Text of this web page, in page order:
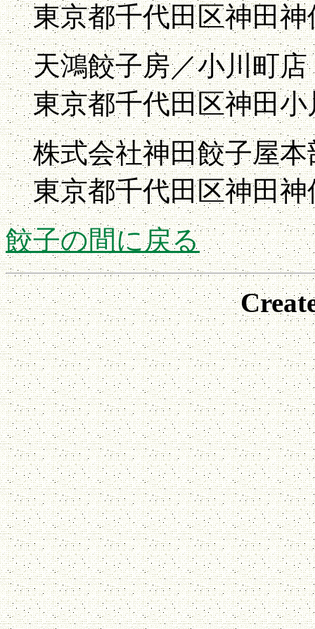
東京都千代田区神田神
天鴻餃子房／小川町
東京都千代田区神田小
株式会社神田餃子屋本
東京都千代田区神田神
餃子の間に戻る